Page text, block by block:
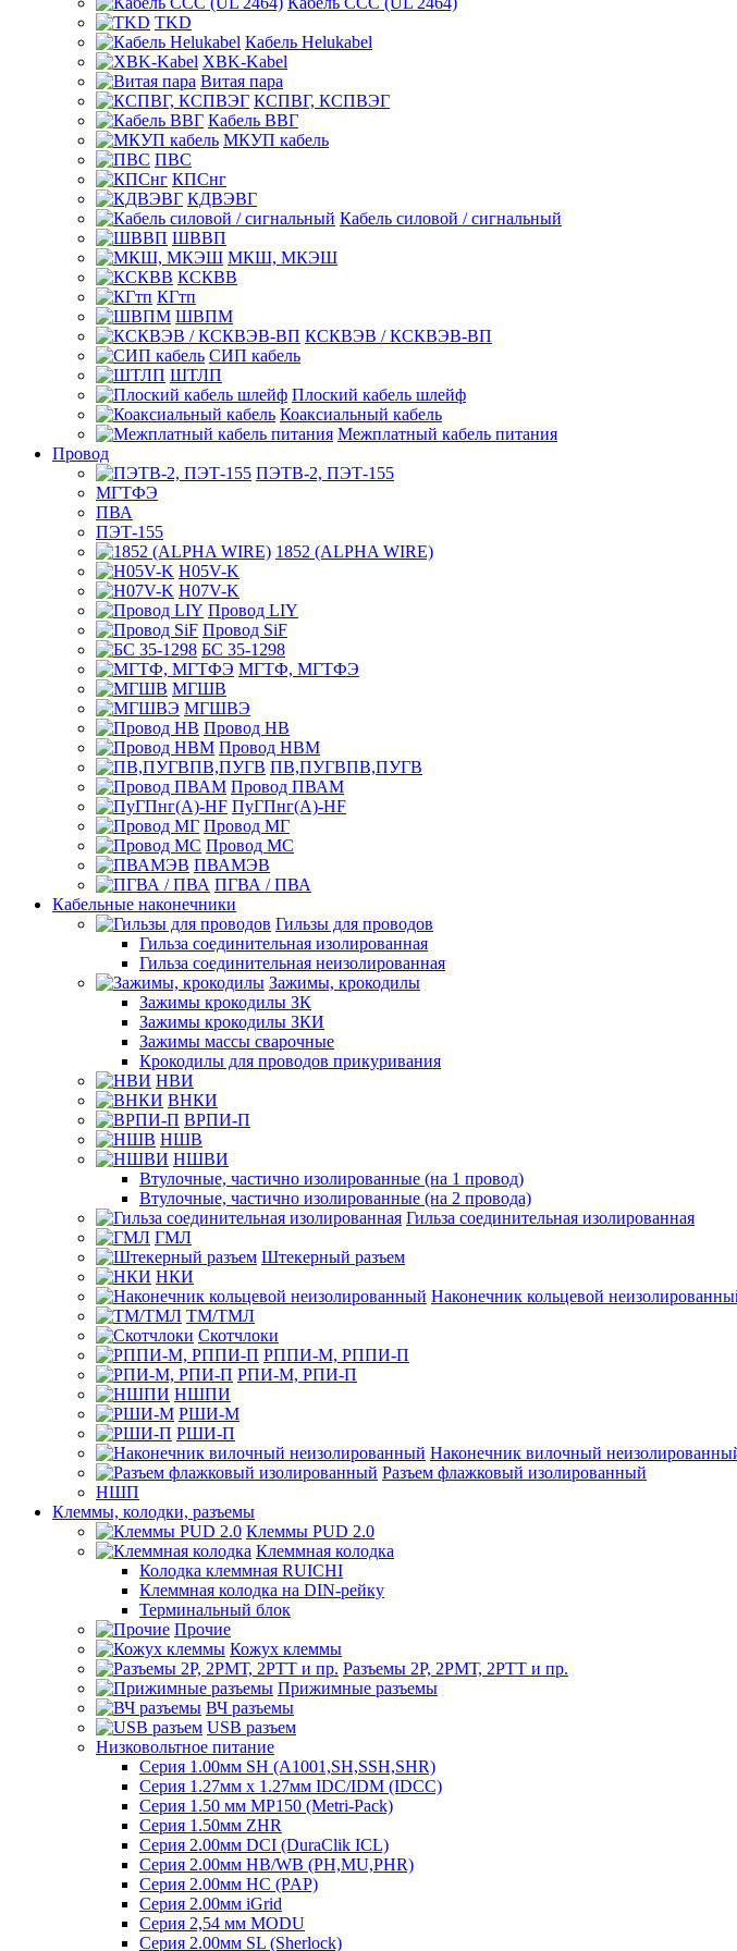
TKD
Кабель Helukabel
XBK-Kabel
Витая пара
КСПВГ, КСПВЭГ
Кабель ВВГ
МКУП кабель
ПВС
КПСнг
КДВЭВГ
Кабель силовой / сигнальный
ШВВП
МКШ, МКЭШ
КСКВВ
КГтп
ШВПМ
КСКВЭВ / КСКВЭВ-ВП
СИП кабель
ШТЛП
Плоский кабель шлейф
Коаксиальный кабель
Межплатный кабель питания
Провод
ПЭТВ-2, ПЭТ-155
МГТФЭ
ПВА
ПЭТ-155
1852 (ALPHA WIRE)
H05V-K
H07V-K
Провод LIY
Провод SiF
БС 35-1298
МГТФ, МГТФЭ
МГШВ
МГШВЭ
Провод НВ
Провод НВМ
ПВ,ПУГВПВ,ПУГВ
Провод ПВАМ
ПуГПнг(A)-HF
Провод МГ
Провод МС
ПВАМЭВ
ПГВА / ПВА
Кабельные наконечники
Гильзы для проводов
Гильза соединительная изолированная
Гильза соединительная неизолированная
Зажимы, крокодилы
Зажимы крокодилы ЗК
Зажимы крокодилы ЗКИ
Зажимы массы сварочные
Крокодилы для проводов прикуривания
НВИ
ВНКИ
ВРПИ-П
НШВ
НШВИ
Втулочные, частично изолированные (на 1 провод)
Втулочные, частично изолированные (на 2 провода)
Гильза соединительная изолированная
ГМЛ
Штекерный разъем
НКИ
Наконечник кольцевой
ТМ/ТМЛ
Скотчлоки
РППИ-М, РППИ-П
РПИ-М, РПИ-П
НШПИ
РШИ-М
РШИ-П
Наконечник вилочный
Разъем флажковый изолированный
НШП
Клеммы, колодки, разъемы
Клеммы PUD 2.0
Клеммная колодка
Колодка клеммная RUICHI
Клеммная колодка на DIN-рейку
Терминальный блок
Прочие
Кожух клеммы
Разъемы 2Р, 2РМТ, 2РТТ и пр.
Прижимные разъемы
ВЧ разъемы
USB разъем
Низковольтное питание
Серия 1.00мм SH (A1001,SH,SSH,SHR)
Серия 1.27мм x 1.27мм IDC/IDM (IDCC)
Серия 1.50 мм MP150 (Metri-Pack)
Серия 1.50мм ZHR
Серия 2.00мм DCI (DuraClik ICL)
Серия 2.00мм HB/WB (PH,MU,PHR)
Серия 2.00мм HC (PAP)
Серия 2.00мм iGrid
Серия 2,54 мм MODU
Серия 2.00мм SL (Sherlock)